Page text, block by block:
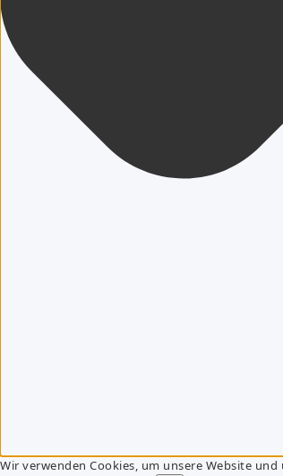
Wir verwenden Cookies, um unsere Website